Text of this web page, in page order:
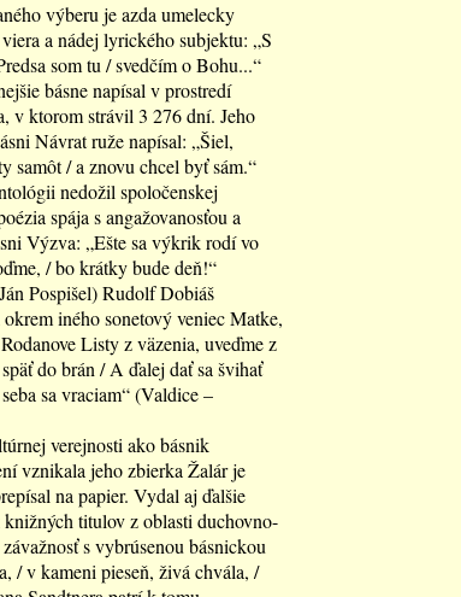
výberu je azda umelecky
a nádej lyrického subjektu: „S
som tu / svedčím o Bohu...“
básne napísal v prostredí
v ktorom strávil 3 276 dní. Jeho
Návrat ruže napísal: „Šiel,
samôt / a znovu chcel byť sám.“
nedožil spoločenskej
spája s angažovanosťou a
Výzva: „Ešte sa výkrik rodí vo
/ bo krátky bude deň!“
Pospišel) Rudolf Dobiáš
iného sonetový veniec Matke,
Listy z väzenia, uveďme z
do brán / A ďalej dať sa švihať
sa vraciam“ (Valdice –
verejnosti ako básnik
vznikala jeho zbierka Žalár je
na papier. Vydal aj ďalšie
titulov z oblasti duchovno-
s vybrúsenou básnickou
/ v kameni pieseň, živá chvála, /